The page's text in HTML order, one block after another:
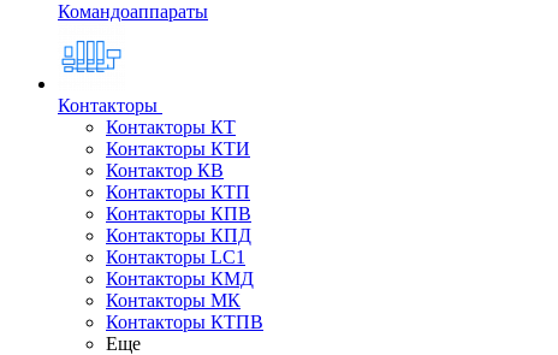
Командоаппараты
Контакторы
Контакторы КТ
Контакторы КТИ
Контактор КВ
Контакторы КТП
Контакторы КПВ
Контакторы КПД
Контакторы LC1
Контакторы КМД
Контакторы МК
Контакторы КТПВ
Еще